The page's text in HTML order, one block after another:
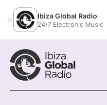
Ibiza Global Radio
24/7 Electronic Music